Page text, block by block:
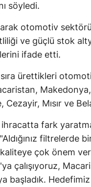
söyledi.
otomotiv
ve güçlü stok
ifade etti.
ürettikleri
Cezayir, Mısır ve
fark
filtrelerde
çok önem
çalışıyoruz,
başladık.